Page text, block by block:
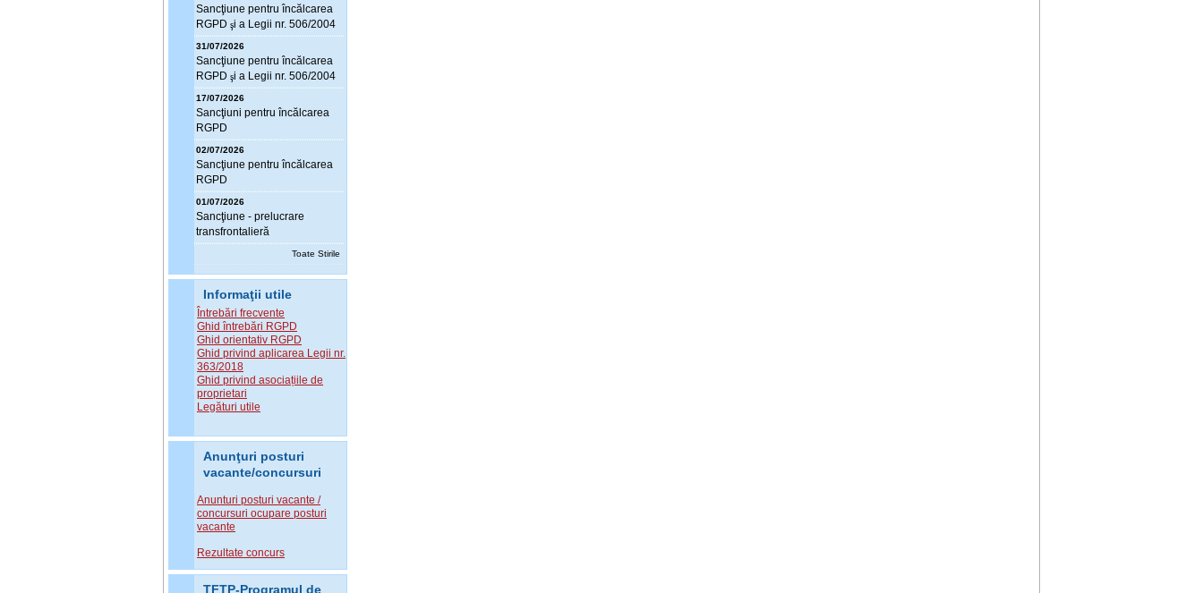
Sancţiune pentru încălcarea
RGPD şi a Legii nr. 506/2004
31/07/2026
Sancţiune pentru încălcarea
RGPD şi a Legii nr. 506/2004
17/07/2026
Sancţiuni pentru încălcarea
RGPD
02/07/2026
Sancţiune pentru încălcarea
RGPD
01/07/2026
Sancţiune - prelucrare
transfrontalieră
Toate Stirile
Informaţii utile
Întrebări frecvente
Ghid întrebări RGPD
Ghid orientativ RGPD
Ghid privind aplicarea Legii nr.
363/2018
Ghid privind asociațiile de
proprietari
Legături utile
Anunţuri posturi
vacante/concursuri
Anunturi posturi vacante /
concursuri ocupare posturi
vacante
Rezultate concurs
TFTP-Programul de